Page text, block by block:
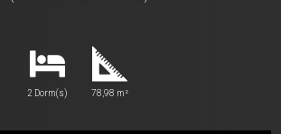
2 Dorm(s) 78,98 m²